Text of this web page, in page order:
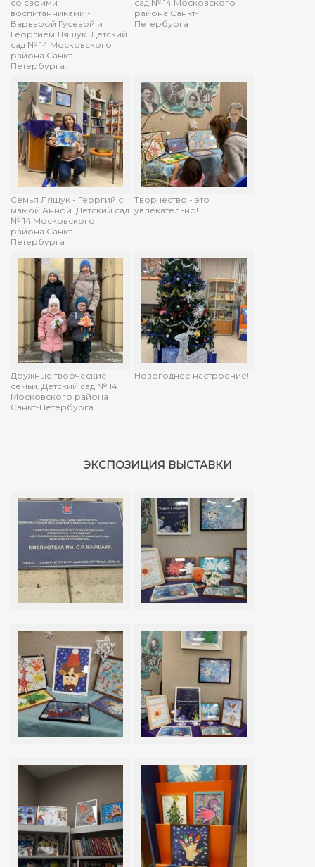
со своими
воспитанниками -
Варварой Гусевой и
Георгием Ляшук. Детский
сад № 14 Московского
района Санкт-
Петербурга.
сад № 14 Московского
района Санкт-
Петербурга
Семья Ляшук - Георгий с
мамой Анной. Детский сад
№ 14 Московского
района Санкт-
Петербурга
Творчество - это
увлекательно!
Дружные творческие
семьи. Детский сад № 14
Московского района
Санкт-Петербурга
Новогоднее настроение!
ЭКСПОЗИЦИЯ ВЫСТАВКИ